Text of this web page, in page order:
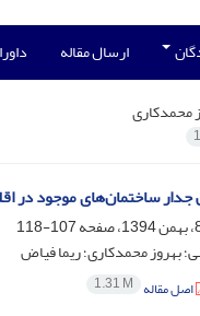
ارسال مقاله
محمدکاری
1
ساختمان‌های موجود در
107-118
بهروز محمدکاری؛ ریما فیاض
اصل مقاله 1.31 M